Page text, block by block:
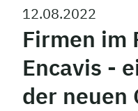
12.08.2022
Firmen im
Encavis -
der neuen